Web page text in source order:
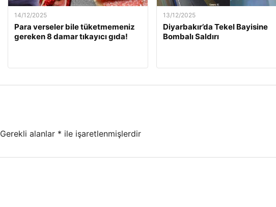
14/12/2025
Para verseler bile tüketmemeniz
gereken 8 damar tıkayıcı gıda!
13/12/2025
Diyarbakır’da Tekel Bayisine
Bombalı Saldırı
Gerekli alanlar * ile işaretlenmişlerdir